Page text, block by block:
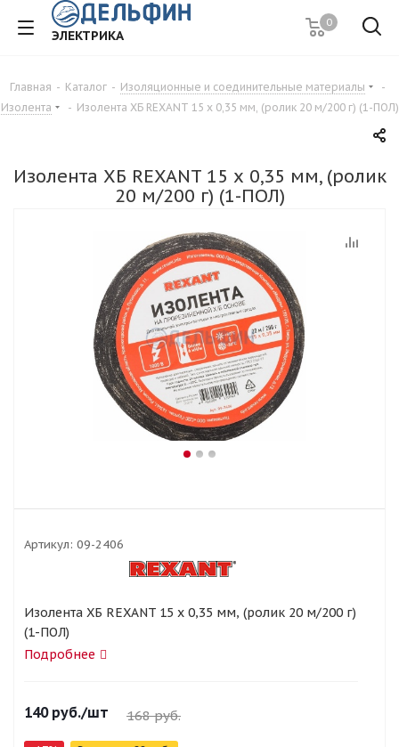
ЭЛЕКТРИКА
0
Главная - Каталог - Изоляционные и соединительные материалы
-
Изолента
- Изолента ХБ REXANT 15 х 0,35 мм, (ролик 20 м/200 г) (1-ПОЛ)
Изолента ХБ REXANT 15 х 0,35 мм, (ролик
20 м/200 г) (1-ПОЛ)
Артикул: 09-2406
Изолента ХБ REXANT 15 х 0,35 мм, (ролик 20 м/200 г)
(1-ПОЛ)
Подробнее
140руб./шт 168руб.